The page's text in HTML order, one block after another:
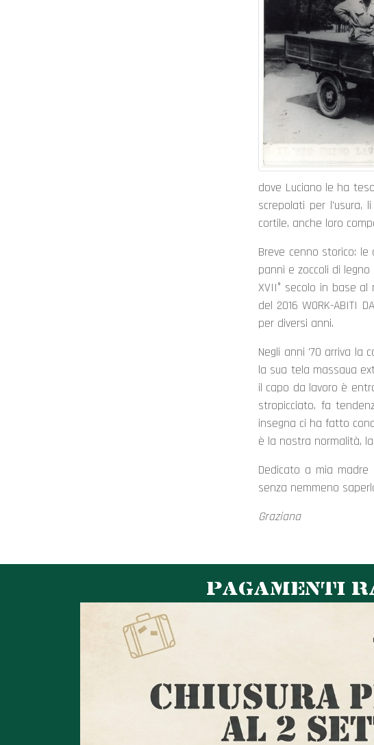
dove Luciano le ha
screpolati per l'usura,
cortile, anche loro
Breve cenno storico:
panni e zoccoli di
XVII° secolo in base
del 2016 WORK-ABITI
per diversi anni.
Negli anni '70 arriva la
la sua tela massaua
il capo da lavoro è
stropicciato, fa
insegna ci ha fatto
è la nostra normalità,
Dedicato a mia
senza nemmeno
Graziana
PAGAMENTI